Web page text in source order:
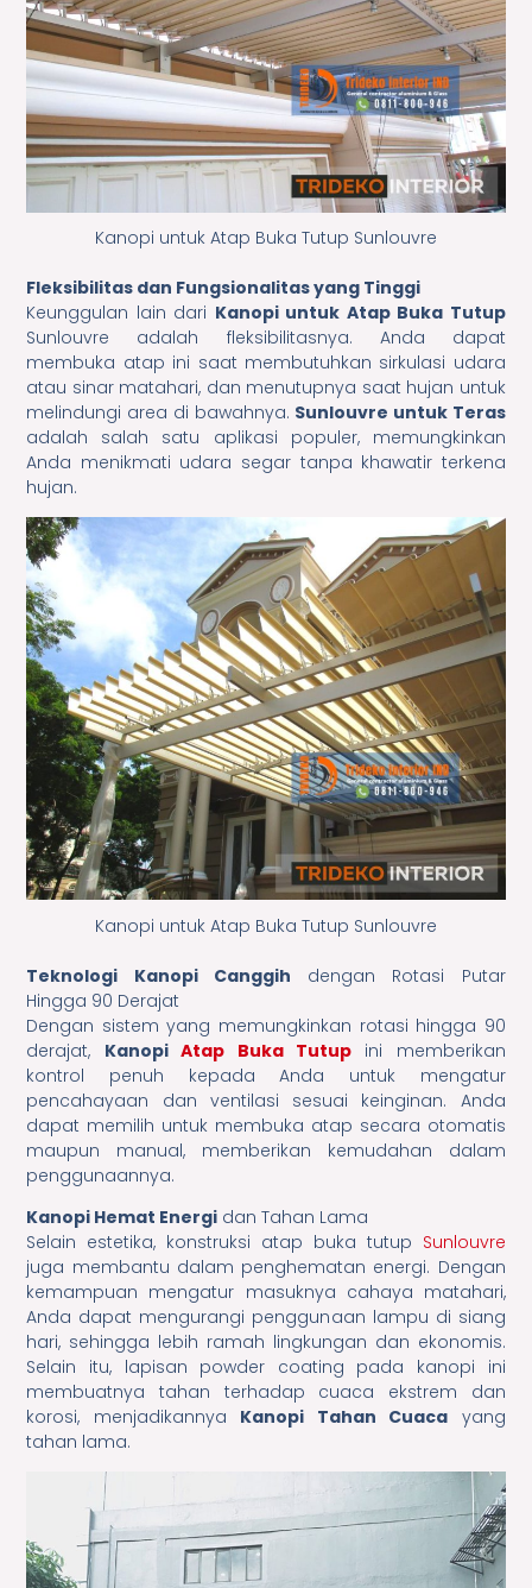
Kanopi untuk Atap Buka Tutup Sunlouvre
Fleksibilitas dan Fungsionalitas yang Tinggi
Keunggulan lain dari Kanopi untuk Atap Buka Tutup
Sunlouvre adalah fleksibilitasnya. Anda dapat
membuka atap ini saat membutuhkan sirkulasi udara
atau sinar matahari, dan menutupnya saat hujan untuk
melindungi area di bawahnya. Sunlouvre untuk Teras
adalah salah satu aplikasi populer, memungkinkan
Anda menikmati udara segar tanpa khawatir terkena
hujan.
Kanopi untuk Atap Buka Tutup Sunlouvre
Teknologi Kanopi Canggih dengan Rotasi Putar
Hingga 90 Derajat
Dengan sistem yang memungkinkan rotasi hingga 90
derajat, KanopiAtap Buka Tutupini memberikan
kontrol penuh kepada Anda untuk mengatur
pencahayaan dan ventilasi sesuai keinginan. Anda
dapat memilih untuk membuka atap secara otomatis
maupun manual, memberikan kemudahan dalam
penggunaannya.
Kanopi Hemat Energi dan Tahan Lama
Selain estetika, konstruksi atap buka tutup Sunlouvre
juga membantu dalam penghematan energi. Dengan
kemampuan mengatur masuknya cahaya matahari,
Anda dapat mengurangi penggunaan lampu di siang
hari, sehingga lebih ramah lingkungan dan ekonomis.
Selain itu, lapisan powder coating pada kanopi ini
membuatnya tahan terhadap cuaca ekstrem dan
korosi, menjadikannya Kanopi Tahan Cuaca yang
tahan lama.